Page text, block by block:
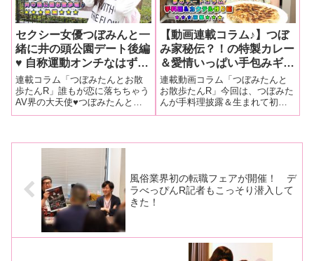
セクシー女優つぼみんと一
緒に井の頭公園デート後編
♥ 自称運動オンチなはずの
つぼみんがまさかの名アス
リートぶりを披露？！【動
画コラム♪つぼみたんとお
散歩たん♥R④（後編）】
連載コラム「つぼみたんとお散
歩たんR」誰もが恋に落ちちゃう
AV界の大天使♥つぼみたんと一
緒にデートスポットの大定番！
直筆色紙プレゼントもあるよ♥
【動画連載コラム♪】つぼ
み家秘伝？！の特製カレー
＆愛情いっぱい手包みギョ
ウザを披露(^o^)♥【つぼみ
たんとお散歩たんR】手料
理披露＆カクテル作り編
（前編）
連載動画コラム「つぼみたんと
お散歩たんR」今回は、つぼみた
んが手料理披露＆生まれて初め
てのカクテル作りにチャレンジ
風俗業界初の転職フェアが開催！ デ
ラべっぴんR記者もこっそり潜入して
きた！